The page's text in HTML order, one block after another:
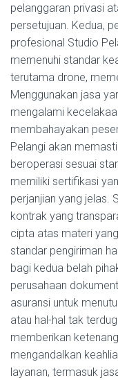
pelanggaran privasi
persetujuan. Kedua,
profesional Studio
memenuhi standar
terutama drone,
Menggunakan jasa
mengalami
membahayakan
Pelangi akan
beroperasi sesuai
memiliki sertifikasi
perjanjian yang jelas.
kontrak yang
cipta atas materi
standar pengiriman
bagi kedua belah
perusahaan
asuransi untuk
atau hal-hal tak
memberikan
mengandalkan
layanan, termasuk